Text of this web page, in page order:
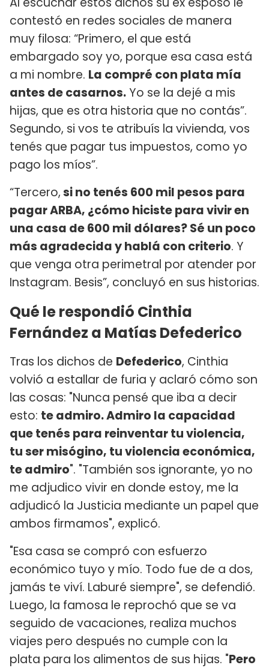
contestó en redes sociales de manera
muy filosa: “Primero, el que está
embargado soy yo, porque esa casa está
a mi nombre. La compré con plata mía
antes de casarnos.Yo se la dejé a mis
hijas, que es otra historia que no contás”.
Segundo, si vos te atribuís la vivienda, vos
tenés que pagar tus impuestos, como yo
pago los míos”.
“Tercero,si no tenés 600 mil pesos para
pagar ARBA, ¿cómo hiciste para vivir en
una casa de 600 mil dólares? Sé un poco
más agradecida y hablá con criterio. Y
que venga otra perimetral por atender por
Instagram. Besis”, concluyó en sus historias.
Qué le respondió Cinthia
Fernández a Matías Defederico
Tras los dichos de Defederico, Cinthia
volvió a estallar de furia y aclaró cómo son
las cosas: "Nunca pensé que iba a decir
esto: te admiro. Admiro la capacidad
que tenés para reinventar tu violencia,
tu ser misógino, tu violencia económica,
te admiro". "También sos ignorante, yo no
me adjudico vivir en donde estoy, me la
adjudicó la Justicia mediante un papel que
ambos firmamos", explicó.
"Esa casa se compró con esfuerzo
económico tuyo y mío. Todo fue de a dos,
jamás te viví. Laburé siempre", se defendió.
Luego, la famosa le reprochó que se va
seguido de vacaciones, realiza muchos
viajes pero después no cumple con la
plata para los alimentos de sus hijas. "Pero